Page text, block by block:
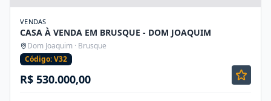
VENDAS
CASA À VENDA EM BRUSQUE - DOM JOAQUIM
Dom Joaquim · Brusque
Código: V32
R$ 530.000,00